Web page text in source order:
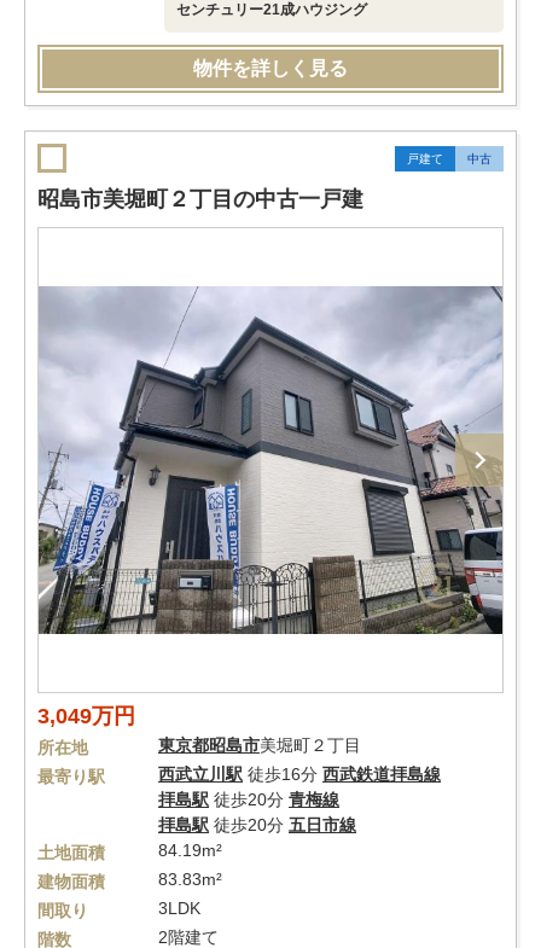
センチュリー21成ハウジング
物件を詳しく見る
戸建て 中古
昭島市美堀町２丁目の中古一戸建
3,049万円
所在地 東京都昭島市美堀町２丁目
最寄り駅
西武立川駅 徒歩16分 西武鉄道拝島線
拝島駅 徒歩20分 青梅線
拝島駅 徒歩20分 五日市線
土地面積
84.19m²
建物面積
83.83m²
間取り
3LDK
階数
2階建て